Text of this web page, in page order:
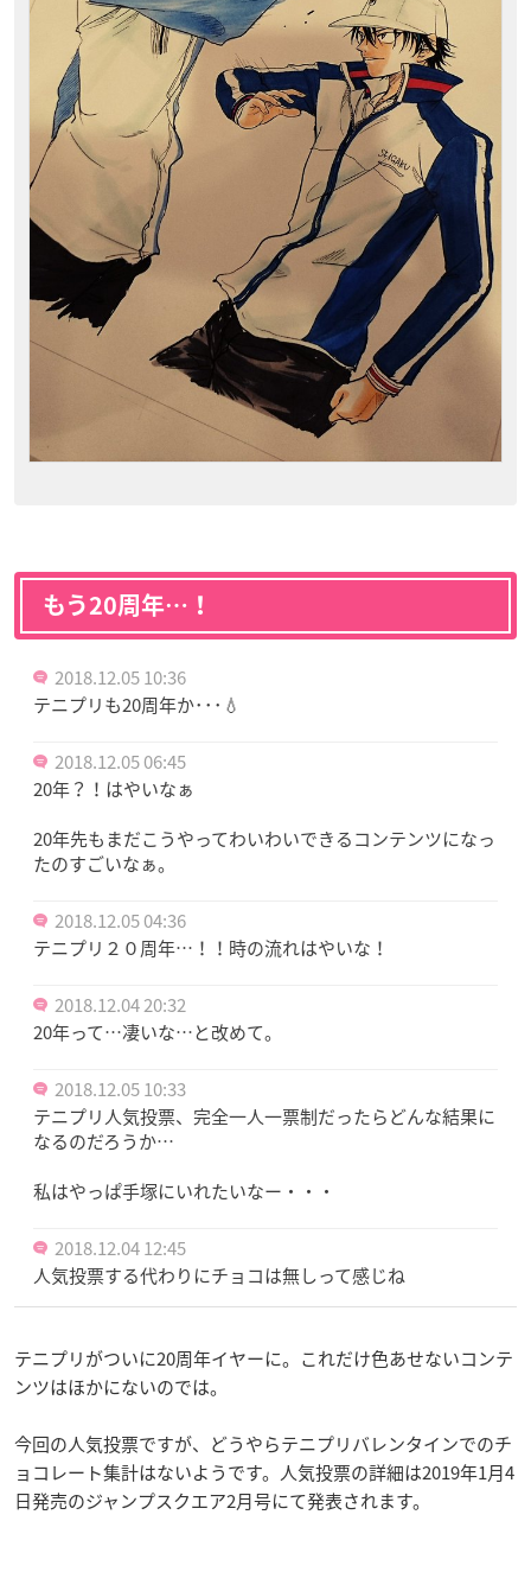
もう20周年…！
2018.12.05 10:36
テニプリも20周年か･･･💧
2018.12.05 06:45
20年？！はやいなぁ
20年先もまだこうやってわいわいできるコンテンツになっ
たのすごいなぁ。
2018.12.05 04:36
テニプリ２０周年…！！時の流れはやいな！
2018.12.04 20:32
20年って…凄いな…と改めて。
2018.12.05 10:33
テニプリ人気投票、完全一人一票制だったらどんな結果に
なるのだろうか…
私はやっぱ手塚にいれたいなー・・・
2018.12.04 12:45
人気投票する代わりにチョコは無しって感じね
テニプリがついに20周年イヤーに。これだけ色あせないコンテ
ンツはほかにないのでは。
今回の人気投票ですが、どうやらテニプリバレンタインでのチ
ョコレート集計はないようです。人気投票の詳細は2019年1月4
日発売のジャンプスクエア2月号にて発表されます。